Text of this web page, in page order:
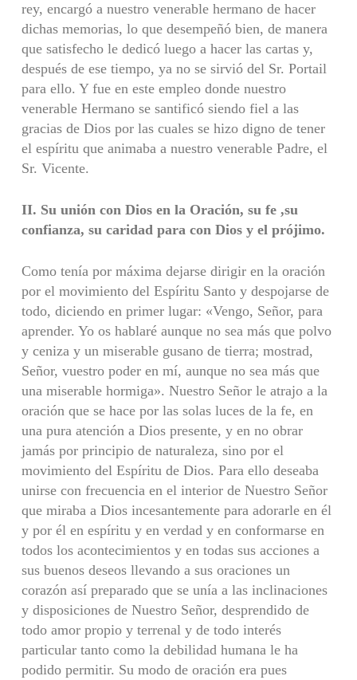
rey, encargó a nuestro venerable hermano de hacer
dichas memorias, lo que desempeñó bien, de manera
que satisfecho le dedicó luego a hacer las cartas y,
después de ese tiempo, ya no se sirvió del Sr. Portail
para ello. Y fue en este empleo donde nuestro
venerable Hermano se santificó siendo fiel a las
gracias de Dios por las cuales se hizo digno de tener
el espíritu que animaba a nuestro venerable Padre, el
Sr. Vicente.
II. Su unión con Dios en la Oración, su fe ,su
confianza, su caridad para con Dios y el prójimo.
Como tenía por máxima dejarse dirigir en la oración
por el movimiento del Espíritu Santo y despojarse de
todo, diciendo en primer lugar: «Vengo, Señor, para
aprender. Yo os hablaré aunque no sea más que polvo
y ceniza y un miserable gusano de tierra; mostrad,
Señor, vuestro poder en mí, aunque no sea más que
una miserable hormiga». Nuestro Señor le atrajo a la
oración que se hace por las solas luces de la fe, en
una pura atención a Dios presente, y en no obrar
jamás por principio de naturaleza, sino por el
movimiento del Espíritu de Dios. Para ello deseaba
unirse con frecuencia en el interior de Nuestro Señor
que miraba a Dios incesantemente para adorarle en él
y por él en espíritu y en verdad y en conformarse en
todos los acontecimientos y en todas sus acciones a
sus buenos deseos llevando a sus oraciones un
corazón así preparado que se unía a las inclinaciones
y disposiciones de Nuestro Señor, desprendido de
todo amor propio y terrenal y de todo interés
particular tanto como la debilidad humana le ha
podido permitir. Su modo de oración era pues